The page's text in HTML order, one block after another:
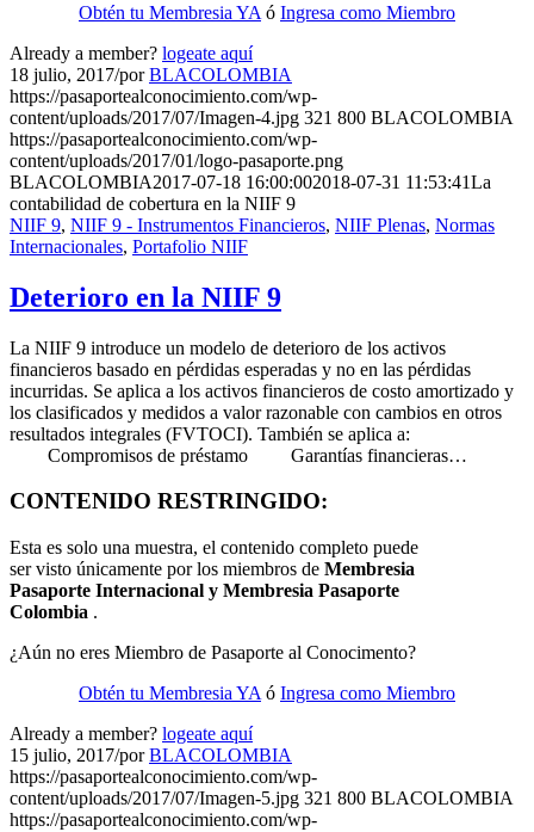
Obtén tu Membresia YA ó Ingresa como Miembro
Already a member? logeate aquí
18 julio, 2017/porBLACOLOMBIA
https://pasaportealconocimiento.com/wp-
content/uploads/2017/07/Imagen-4.jpg 321 800 BLACOLOMBIA
https://pasaportealconocimiento.com/wp-
content/uploads/2017/01/logo-pasaporte.png
BLACOLOMBIA2017-07-18 16:00:002018-07-31 11:53:41La
contabilidad de cobertura en la NIIF 9
NIIF 9, NIIF 9 - Instrumentos Financieros, NIIF Plenas, Normas
Internacionales, Portafolio NIIF
Deterioro en la NIIF 9
La NIIF 9 introduce un modelo de deterioro de los activos
financieros basado en pérdidas esperadas y no en las pérdidas
incurridas. Se aplica a los activos financieros de costo amortizado y
los clasificados y medidos a valor razonable con cambios en otros
resultados integrales (FVTOCI). También se aplica a:
Compromisos de préstamo Garantías financieras…
CONTENIDO RESTRINGIDO:
Esta es solo una muestra, el contenido completo puede
ser visto únicamente por los miembros de Membresia
Pasaporte Internacional y Membresia Pasaporte
Colombia .
¿Aún no eres Miembro de Pasaporte al Conocimento?
Obtén tu Membresia YA ó Ingresa como Miembro
Already a member? logeate aquí
15 julio, 2017/porBLACOLOMBIA
https://pasaportealconocimiento.com/wp-
content/uploads/2017/07/Imagen-5.jpg 321 800 BLACOLOMBIA
https://pasaportealconocimiento.com/wp-